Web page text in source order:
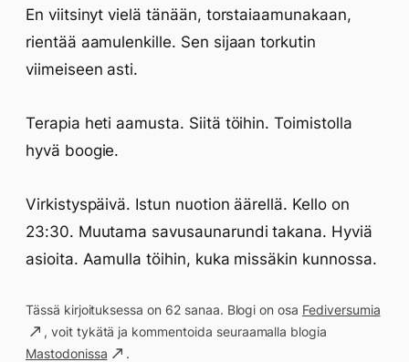
En viitsinyt vielä tänään, torstaiaamunakaan,
rientää aamulenkille. Sen sijaan torkutin
viimeiseen asti.
Terapia heti aamusta. Siitä töihin. Toimistolla
hyvä boogie.
Virkistyspäivä. Istun nuotion äärellä. Kello on
23:30. Muutama savusaunarundi takana. Hyviä
asioita. Aamulla töihin, kuka missäkin kunnossa.
Tässä kirjoituksessa on 62 sanaa. Blogi on osa Fediversumia
, voit tykätä ja kommentoida seuraamalla blogia
Mastodonissa
.